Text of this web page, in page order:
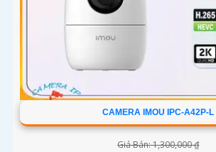
CAMERA IMOU IPC-A42P-L
Giá Bán: 1,300,000 ₫